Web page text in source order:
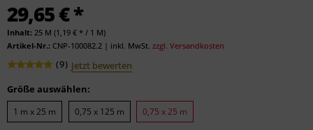
29,65 € *
Inhalt: 25 M (1,19 € * / 1 M)
Artikel-Nr.: CNP-100082.2 | inkl. MwSt. zzgl. Versandkosten
(9) Jetzt bewerten
Größe auswählen:
1 m x 25 m 0,75 x 125 m 0,75 x 25 m